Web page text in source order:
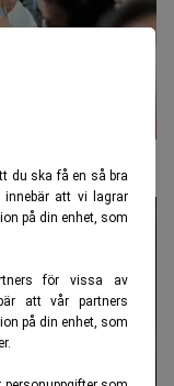
du ska få en så bra
innebär att vi lagrar
på din enhet, som
för vissa av
att vår partners
på din enhet, som
förluster